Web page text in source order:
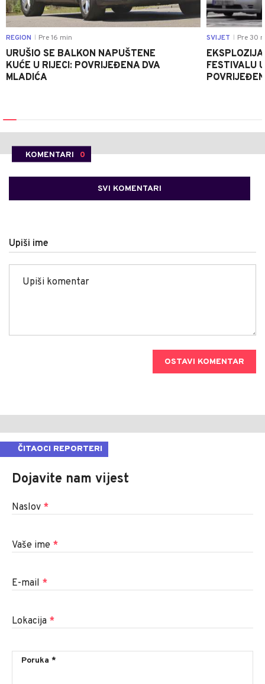
REGION Pre 16 min
URUŠIO SE BALKON NAPUŠTENE
KUĆE U RIJECI: POVRIJEĐENA DVA
MLADIĆA
SVIJET Pre 30
FESTIVALU
KOMENTARI 0
SVI KOMENTARI
Upiši ime
OSTAVI KOMENTAR
ČITAOCI REPORTERI
Dojavite nam vijest
Naslov *
Vaše ime *
E-mail *
Lokacija *